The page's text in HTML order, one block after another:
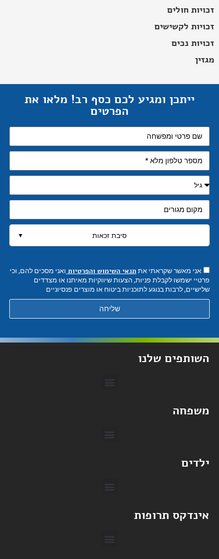
זכויות חולים
זכויות לקשישים
זכויות נכים
מגזין
ייתכן ומגיע לכם כסף רב! מלאו את
הפרטים
סיבת זכאות ▼
אני מאשר שקראתי את תנאי השימוש והפרטיות ואני מסכים להם, וכי
פרטיי ישמשו לקבלת פניות, הצעות שיווקיות מאיתנו או מצדדים
שלישיים, לרבות בנוגע לתוכניות ביטוח או מוצרים פנסיוניים
שליחה
השותפים שלנו
משפחה
ילדים
אינדקס תרופות